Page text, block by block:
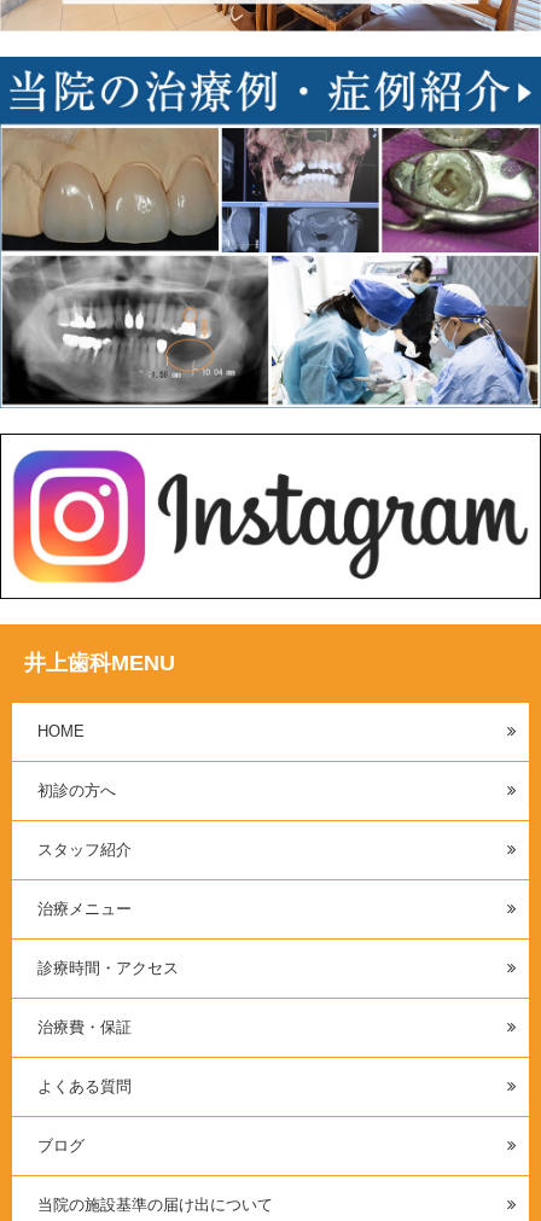
井上歯科MENU
HOME
初診の方へ
スタッフ紹介
治療メニュー
診療時間・アクセス
治療費・保証
よくある質問
ブログ
当院の施設基準の届け出について